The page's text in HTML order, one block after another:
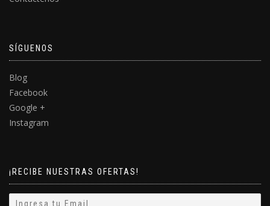
SÍGUENOS
Blog
Facebook
Google +
Instagram
¡RECIBE NUESTRAS OFERTAS!